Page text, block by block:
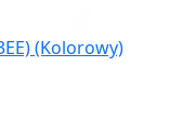
(Kolorowy)